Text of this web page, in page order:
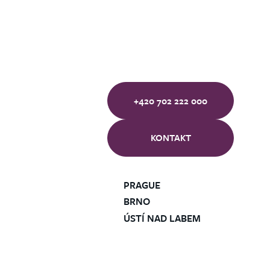
PRAGUE
BRNO
ÚSTÍ NAD LABEM
+420 702 222 000
KONTAKT